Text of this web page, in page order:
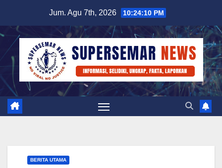
content
Jum. Agu 7th, 2026 10:24:10 PM
BERITA UTAMA